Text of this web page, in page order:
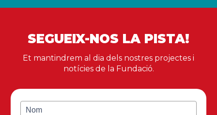
SEGUEIX-NOS LA PISTA!
Et mantindrem al dia dels nostres projectes i
notícies de la Fundació.